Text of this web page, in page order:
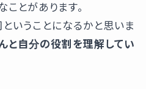
ことがあります。
いうことになるかと思いま
と自分の役割を理解してい